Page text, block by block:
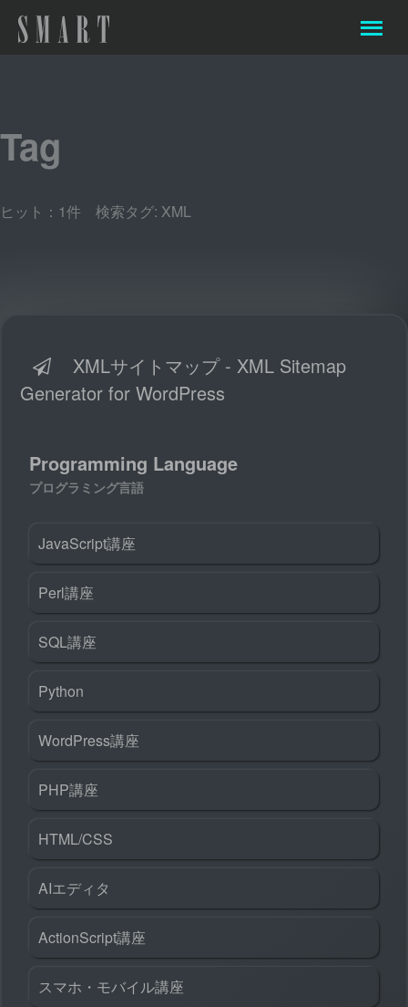
Tag
ヒット：1件 検索タグ: XML
XMLサイトマップ - XML Sitemap
Generator for WordPress
Programming Language
プログラミング言語
JavaScript講座
Perl講座
SQL講座
Python
WordPress講座
PHP講座
HTML/CSS
AIエディタ
ActionScript講座
スマホ・モバイル講座